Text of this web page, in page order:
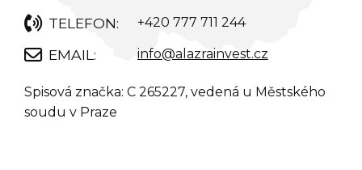
+420 777 711 244
info@alazrainvest.cz
Spisová značka: C 265227, vedená u Městského
soudu v Praze